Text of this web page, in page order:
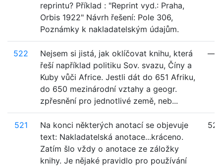
reprintu? Příklad : "Reprint vyd.: Praha,
Orbis 1922" Návrh řešení: Pole 306,
Poznámky k nakladatelským údajům.
522
Nejsem si jistá, jak oklíčovat knihu, která
řeší například politiku Sov. svazu, Číny a
Kuby vůči Africe. Jestli dát do 651 Afriku,
do 650 mezinárodní vztahy a geogr.
zpřesnění pro jednotlivé země, neb...
—
521
Na konci některých anotací se objevuje
text: Nakladatelská anotace...kráceno.
Zatím šlo vždy o anotace ze záložky
knihy. Je nějaké pravidlo pro používání
520